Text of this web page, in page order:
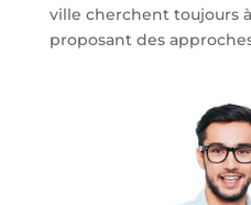
ville cherchent toujours
proposant des